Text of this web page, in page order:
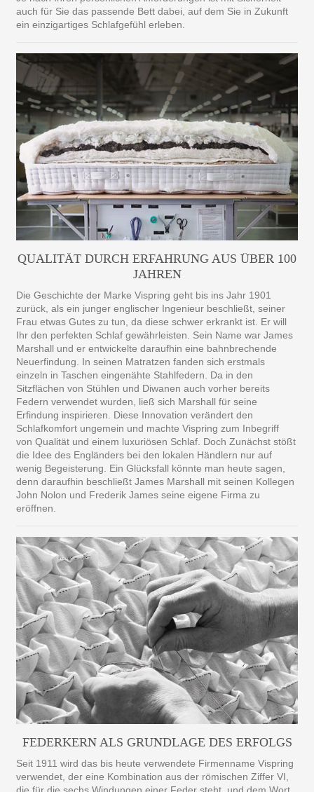
auch für Sie das passende Bett dabei, auf dem Sie in Zukunft
ein einzigartiges Schlafgefühl erleben.
QUALITÄT DURCH ERFAHRUNG AUS ÜBER 100
JAHREN
Die Geschichte der Marke Vispring geht bis ins Jahr 1901
zurück, als ein junger englischer Ingenieur beschließt, seiner
Frau etwas Gutes zu tun, da diese schwer erkrankt ist. Er will
Ihr den perfekten Schlaf gewährleisten. Sein Name war James
Marshall und er entwickelte daraufhin eine bahnbrechende
Neuerfindung. In seinen Matratzen fanden sich erstmals
einzeln in Taschen eingenähte Stahlfedern. Da in den
Sitzflächen von Stühlen und Diwanen auch vorher bereits
Federn verwendet wurden, ließ sich Marshall für seine
Erfindung inspirieren. Diese Innovation verändert den
Schlafkomfort ungemein und machte Vispring zum Inbegriff
von Qualität und einem luxuriösen Schlaf. Doch Zunächst stößt
die Idee des Engländers bei den lokalen Händlern nur auf
wenig Begeisterung. Ein Glücksfall könnte man heute sagen,
denn daraufhin beschließt James Marshall mit seinen Kollegen
John Nolon und Frederik James seine eigene Firma zu
eröffnen.
FEDERKERN ALS GRUNDLAGE DES ERFOLGS
Seit 1911 wird das bis heute verwendete Firmenname Vispring
verwendet, der eine Kombination aus der römischen Ziffer VI,